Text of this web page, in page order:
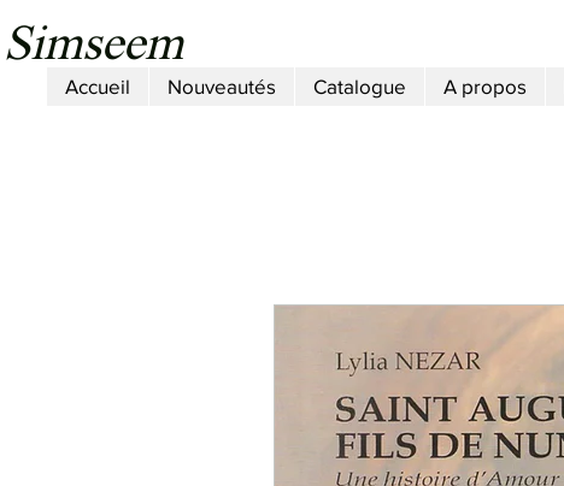
Simseem
Accueil Nouveautés Catalogue A propos